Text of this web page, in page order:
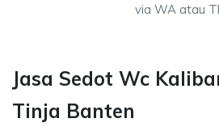
via WA atau
Jasa Sedot Wc
Tinja Banten